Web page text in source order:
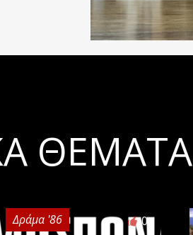
ΘΈΜΑΤΑ
Δράμα '86 0